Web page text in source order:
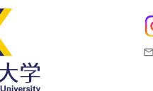
mail_outline